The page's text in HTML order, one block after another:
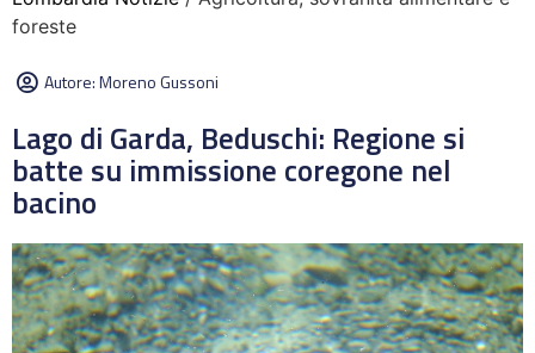
foreste
Autore:Moreno Gussoni
Lago di Garda, Beduschi: Regione si
batte su immissione coregone nel
bacino